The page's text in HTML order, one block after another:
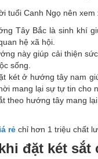
tuổi Canh Ngọ nên
Tây Bắc là sinh khí
hệ xã hội.
này giúp cải thiện
sống.
két ở hướng tây nam
mang lại sự tự tin cho
theo hướng tây mang
rẻchỉ hơn 1 triệu chất
đặt két sắt